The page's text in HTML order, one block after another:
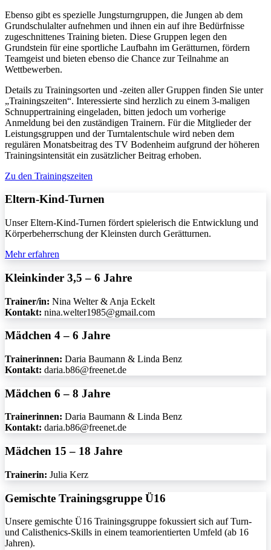
Ebenso gibt es spezielle Jungsturngruppen, die Jungen ab dem
Grundschulalter aufnehmen und ihnen ein auf ihre Bedürfnisse
zugeschnittenes Training bieten. Diese Gruppen legen den
Grundstein für eine sportliche Laufbahn im Gerätturnen, fördern
Teamgeist und bieten ebenso die Chance zur Teilnahme an
Wettbewerben.
Details zu Trainingsorten und -zeiten aller Gruppen finden Sie unter
„Trainingszeiten“. Interessierte sind herzlich zu einem 3-maligen
Schnuppertraining eingeladen, bitten jedoch um vorherige
Anmeldung bei den zuständigen Trainern. Für die Mitglieder der
Leistungsgruppen und der Turntalentschule wird neben dem
regulären Monatsbeitrag des TV Bodenheim aufgrund der höheren
Trainingsintensität ein zusätzlicher Beitrag erhoben.
Zu den Trainingszeiten
Eltern-Kind-Turnen
Unser Eltern-Kind-Turnen fördert spielerisch die Entwicklung und
Körperbeherrschung der Kleinsten durch Gerätturnen.
Mehr erfahren
Kleinkinder 3,5 – 6 Jahre
Trainer/in: Nina Welter & Anja Eckelt
Kontakt: nina.welter1985@gmail.com
Mädchen 4 – 6 Jahre
Trainerinnen: Daria Baumann & Linda Benz
Kontakt: daria.b86@freenet.de
Mädchen 6 – 8 Jahre
Trainerinnen: Daria Baumann & Linda Benz
Kontakt: daria.b86@freenet.de
Mädchen 15 – 18 Jahre
Trainerin: Julia Kerz
Gemischte Trainingsgruppe Ü16
Unsere gemischte Ü16 Trainingsgruppe fokussiert sich auf Turn-
und Calisthenics-Skills in einem teamorientierten Umfeld (ab 16
Jahren).